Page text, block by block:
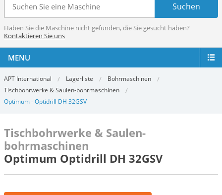
Haben Sie die Maschine nicht gefunden, die Sie gesucht haben?
Kontaktieren Sie uns
MENU
APT International Lagerliste
Bohrmaschinen
Tischbohrwerke & Saulen-bohrmaschinen
Optimum - Optidrill DH 32GSV
Tischbohrwerke & Saulen-
bohrmaschinen
Optimum Optidrill DH 32GSV